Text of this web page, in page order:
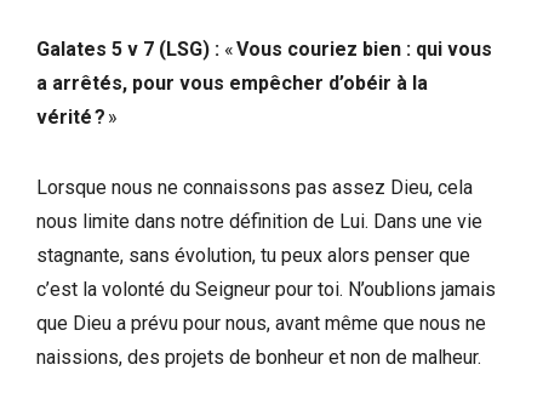
Galates 5 v 7 (LSG) : «Vous couriez bien : qui vous
a arrêtés, pour vous empêcher d’obéir à la
vérité ? »
Lorsque nous ne connaissons pas assez Dieu, cela
nous limite dans notre définition de Lui. Dans une vie
stagnante, sans évolution, tu peux alors penser que
c’est la volonté du Seigneur pour toi. N’oublions jamais
que Dieu a prévu pour nous, avant même que nous ne
naissions, des projets de bonheur et non de malheur.